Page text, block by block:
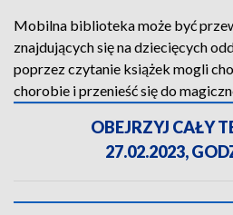
Mobilna biblioteka może być
znajdujących się na dziecięcych
poprzez czytanie książek mogli
chorobie i przenieść się do
OBEJRZYJ CAŁY
27.02.2023,